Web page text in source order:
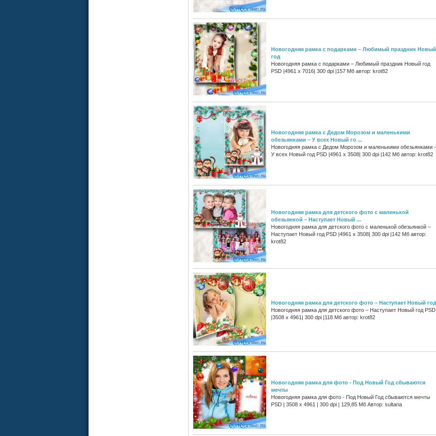
Новогодняя рамка с подарками – Любимый праздник Новый
год
Новогодняя рамка с подарками – Любимый праздник Новый год
PSD |4961 x 7016| 300 dpi |157 Мб автор: krot82
Новогодняя рамка c Дедом Морозом и маленькими
обезьянками – У всех Новый го ...
Новогодняя рамка c Дедом Морозом и маленькими обезьянками
У всех Новый год PSD |4961 x 3508| 300 dpi |142 Мб автор: krot82
Новогодняя рамка для детского фото с маленькой
обезьянкой – Наступает Новый ...
Новогодняя рамка для детского фото с маленькой обезьянкой –
Наступает Новый год PSD |4961 x 3508| 300 dpi |142 Мб автор:
krot82
Новогодняя рамка для детского фото – Наступает Новый год
Новогодняя рамка для детского фото – Наступает Новый год PSD
|3508 x 4961| 300 dpi |118 Мб автор: krot82
Новогодняя рамка для фото - Под Новый Год сбываются
мечты
Новогодняя рамка для фото - Под Новый Год сбываются мечты
PSD | 3508 x 4961 | 300 dpi | 129,85 Мб Автор: sultana